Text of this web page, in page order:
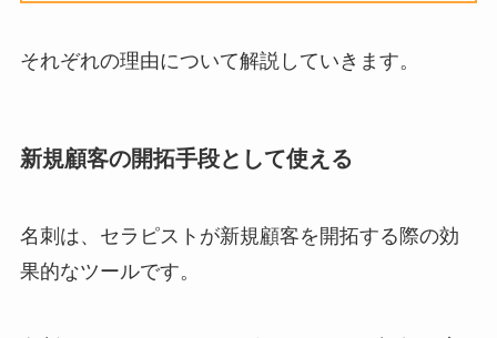
それぞれの理由について解説していきます。
新規顧客の開拓手段として使える
名刺は、セラピストが新規顧客を開拓する際の効
果的なツールです。